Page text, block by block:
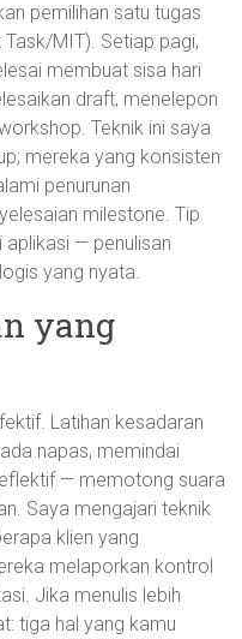
pemilihan satu tugas
MIT). Setiap pagi,
membuat sisa hari
draft, menelepon
Teknik ini saya
mereka yang konsisten
penurunan
milestone. Tip
aplikasi — penulisan
yang nyata.
yang
Latihan kesadaran
napas, memindai
— memotong suara
Saya mengajari teknik
klien yang
melaporkan kontrol
Jika menulis lebih
tiga hal yang kamu